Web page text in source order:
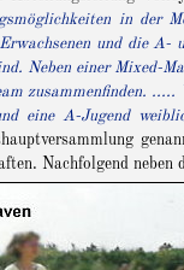
in der
und die
Neben einer Mixed-
zusammenfinden.
A-Jugend
Nachfolgend